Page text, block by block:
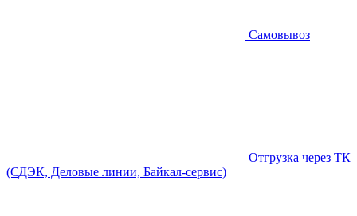
Самовывоз
Отгрузка через ТК
(СДЭК, Деловые линии, Байкал-сервис)